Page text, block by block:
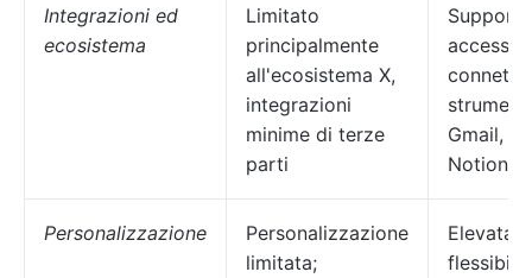
Integrazioni ed
ecosistema
Limitato
principalmente
all'ecosistema X,
integrazioni
minime di terze
parti
accesso
Gmail,
Notion
Personalizzazione
Personalizzazione
limitata;
Elevata